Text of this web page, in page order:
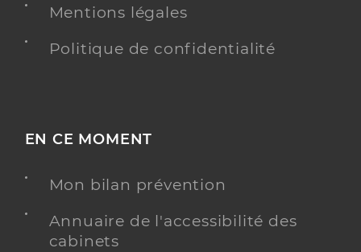
Mentions légales
Politique de confidentialité
EN CE MOMENT
Mon bilan prévention
Annuaire de l'accessibilité des
cabinets